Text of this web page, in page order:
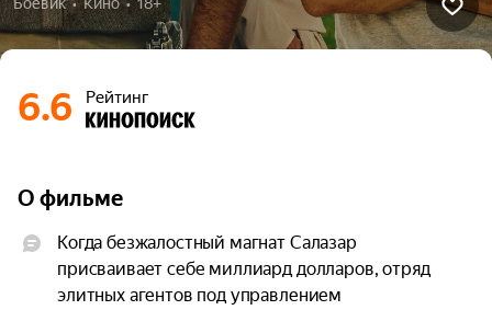
6.6 Рейтинг
О фильме
Когда безжалостный магнат Салазар
присваивает себе миллиард долларов, отряд
элитных агентов под управлением